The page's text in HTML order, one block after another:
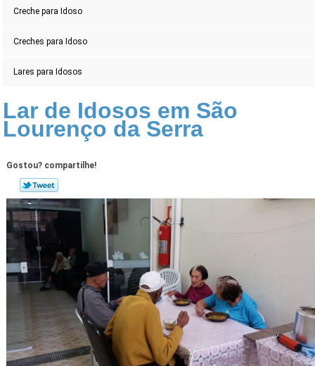
Creche para Idoso
Creches para Idoso
Lares para Idosos
Lar de Idosos em São
Lourenço da Serra
Gostou? compartilhe!